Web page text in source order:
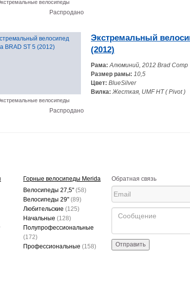
велосипеды
Распродано
велосипеды
Распродано
Экстремальный
(2012)
Рама:Алюминий, 2012 Brad Comp
Размер рамы: 10,5
Цвет: BlueSilver
Вилка:Жесткая, UMF HT ( Pivot )
Горные велосипеды Merida
Велосипеды 27,5" (58)
Велосипеды 29" (89)
Любительские (125)
Начальные (128)
Полупрофессиональные
(172)
Профессиональные (158)
Обратная связь
Отправить